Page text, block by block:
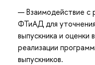
Взаимодействие с
ФТиАД для
выпускника и оценки
реализации
выпускников.